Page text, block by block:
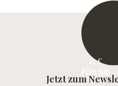
15 €
Jetzt zum